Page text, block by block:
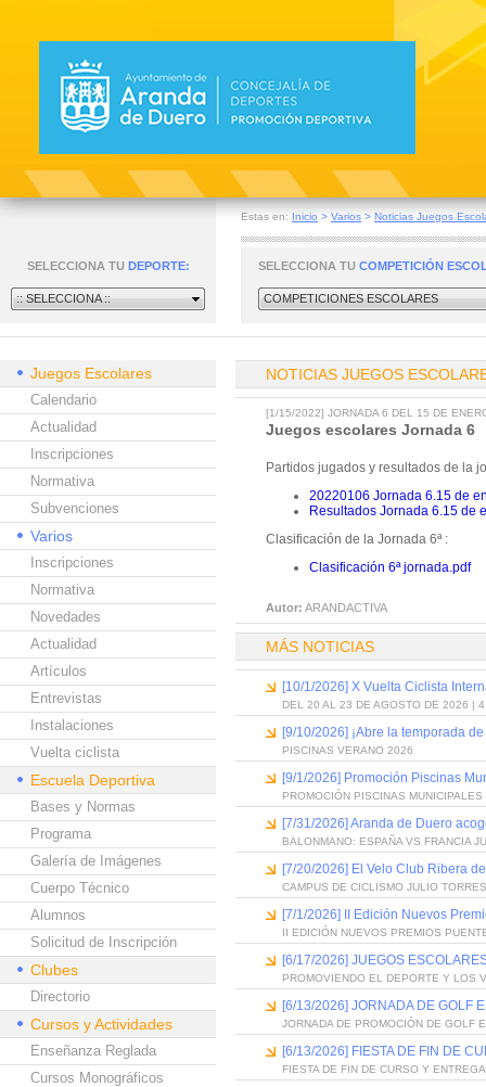
Estas en: Inicio > Varios > Noticias Juegos
SELECCIONA TU DEPORTE:
:: SELECCIONA ::
SELECCIONA TU COMPETICIÓN
COMPETICIONES ESCOLARES
Juegos Escolares
Calendario
Actualidad
Inscripciones
Normativa
Subvenciones
Varios
Inscripciones
Normativa
Novedades
Actualidad
Artículos
Entrevistas
Instalaciones
Vuelta ciclista
Escuela Deportiva
Bases y Normas
Programa
Galería de Imágenes
Cuerpo Técnico
Alumnos
Solicitud de Inscripción
Clubes
Directorio
Cursos y Actividades
Enseñanza Reglada
Cursos Monográficos
NOTICIAS JUEGOS
[1/15/2022] JORNADA 6 DEL 15 DE
Juegos escolares Jornada 6
Partidos jugados y resultados de la
20220106 Jornada 6.15 de
Resultados Jornada 6.15 de
Clasificación de la Jornada 6ª :
Clasificación 6ª jornada.pdf
Autor: ARANDACTIVA
MÁS NOTICIAS
[10/1/2026] X Vuelta Ciclista
DEL 20 AL 23 DE AGOSTO DE 2026 | 4
[9/10/2026] ¡Abre la temporada
PISCINAS VERANO 2026
[9/1/2026] Promoción Piscinas
PROMOCIÓN PISCINAS
[7/31/2026] Aranda de Duero
BALONMANO: ESPAÑA VS FRANCIA
[7/20/2026] El Velo Club Ribera
CAMPUS DE CICLISMO JULIO
[7/1/2026] II Edición Nuevos
II EDICIÓN NUEVOS PREMIOS
[6/17/2026] JUEGOS
PROMOVIENDO EL DEPORTE Y LOS
[6/13/2026] JORNADA DE GOLF
JORNADA DE PROMOCIÓN DE GOLF
[6/13/2026] FIESTA DE FIN DE
FIESTA DE FIN DE CURSO Y